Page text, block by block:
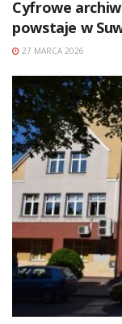
Cyfrowe
powstaje w
27 MARCA 2026